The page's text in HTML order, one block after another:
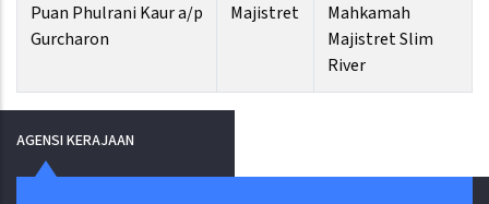
Puan Phulrani Kaur a/p
Gurcharon
Majistret
Mahkamah
Majistret Slim
River
AGENSI KERAJAAN